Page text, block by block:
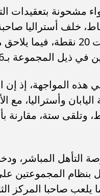
مشحونة بتعقيدات
السعودي نفسه في المركز الثالث برصيد 10 نقاط،
بـ13 نقطة، بينما ضمنت اليابان العبور مبكرًا
هذه المواجهة، إذ إن
وأستراليا، مع
ستة، مقارنة
التأهل المباشر،
بنظام المجموعتين
صاحبا المركز